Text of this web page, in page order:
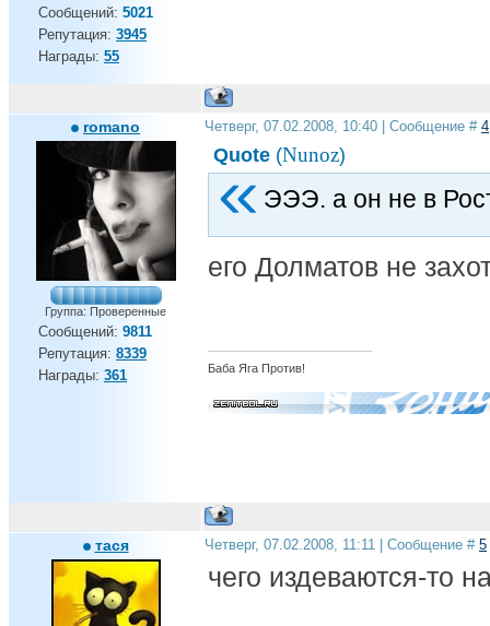
Сообщений: 5021
Репутация: 3945
Награды: 55
romano
Группа: Проверенные
Сообщений: 9811
Репутация: 8339
Награды: 361
Четверг, 07.02.2008, 10:40 | Сообщение # 4
Quote (Nunoz)
ЭЭЭ. а он не в
его Долматов не
Баба Яга Против!
тася Четверг, 07.02.2008, 11:11 | Сообщение # 5
чего издеваются-то